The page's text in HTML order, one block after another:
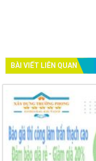
BÀI VIẾT LIÊN QUAN